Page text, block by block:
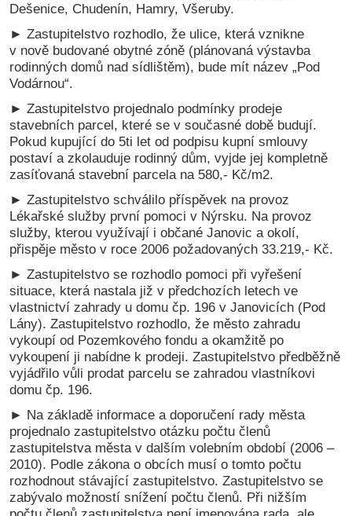
Dešenice, Chudenín, Hamry, Všeruby.
► Zastupitelstvo rozhodlo, že ulice, která vznikne
v nově budované obytné zóně (plánovaná výstavba
rodinných domů nad sídlištěm), bude mít název „Pod
Vodárnou“.
► Zastupitelstvo projednalo podmínky prodeje
stavebních parcel, které se v současné době budují.
Pokud kupující do 5ti let od podpisu kupní smlouvy
postaví a zkolauduje rodinný dům, vyjde jej kompletně
zasíťovaná stavební parcela na 580,- Kč/m2.
► Zastupitelstvo schválilo příspěvek na provoz
Lékařské služby první pomoci v Nýrsku. Na provoz
služby, kterou využívají i občané Janovic a okolí,
přispěje město v roce 2006 požadovaných 33.219,- Kč.
► Zastupitelstvo se rozhodlo pomoci při vyřešení
situace, která nastala již v předchozích letech ve
vlastnictví zahrady u domu čp. 196 v Janovicích (Pod
Lány). Zastupitelstvo rozhodlo, že město zahradu
vykoupí od Pozemkového fondu a okamžitě po
vykoupení ji nabídne k prodeji. Zastupitelstvo předběžně
vyjádřilo vůli prodat parcelu se zahradou vlastníkovi
domu čp. 196.
► Na základě informace a doporučení rady města
projednalo zastupitelstvo otázku počtu členů
zastupitelstva města v dalším volebním období (2006 –
2010). Podle zákona o obcích musí o tomto počtu
rozhodnout stávající zastupitelstvo. Zastupitelstvo se
zabývalo možností snížení počtu členů. Při nižším